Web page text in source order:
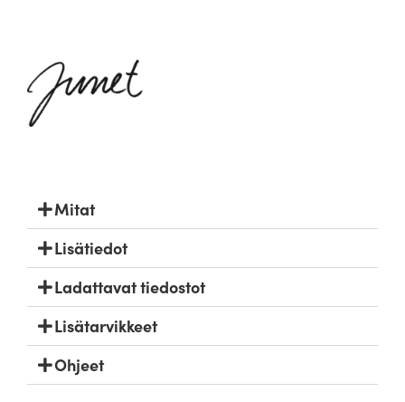
Mitat
Lisätiedot
Ladattavat tiedostot
Lisätarvikkeet
Ohjeet